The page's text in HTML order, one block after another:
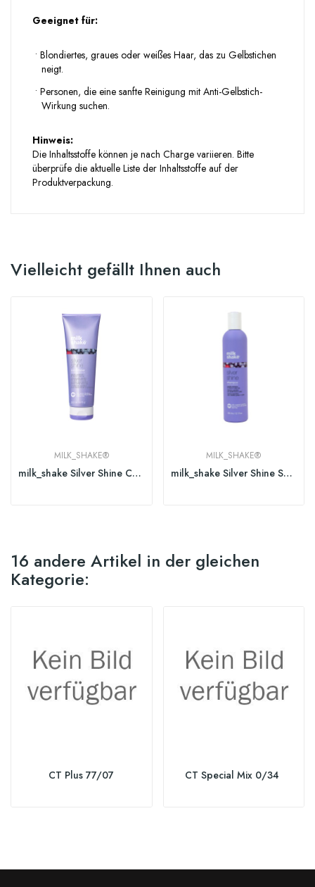
Geeignet für:
• Blondiertes, graues oder weißes Haar, das zu Gelbstichen
neigt.
• Personen, die eine sanfte Reinigung mit Anti-Gelbstich-
Wirkung suchen.
Hinweis:
Die Inhaltsstoffe können je nach Charge variieren. Bitte
überprüfe die aktuelle Liste der Inhaltsstoffe auf der
Produktverpackung.
Vielleicht gefällt Ihnen auch
MILK_SHAKE®
milk_shake Silver Shine Conditioner
MILK_SHAKE®
milk_shake Silver Shine Shampoo
16 andere Artikel in der gleichen
Kategorie:
CT Plus 77/07 CT Special Mix 0/34